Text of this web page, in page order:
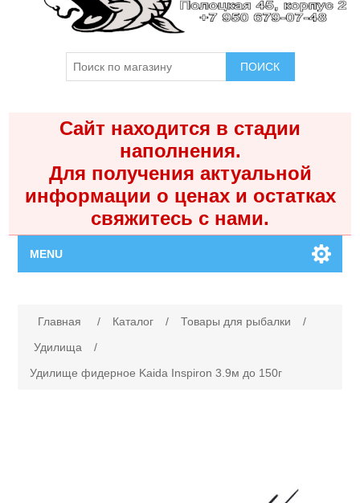
ПОИСК
Сайт находится в стадии
наполнения.
Для получения актуальной
информации о ценах и остатках
свяжитесь с нами.
MENU
Каталог
Главная / Каталог / Товары для рыбалки
/
Удилища
/
Удилище фидерное Kaida Inspiron 3.9м до 150г